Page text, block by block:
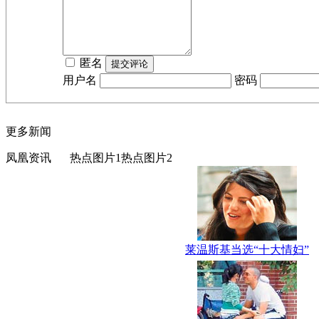
匿名
用户名
密码
更多新闻
凤凰资讯 热点图片1热点图片2
莱温斯基当选“十大情妇”